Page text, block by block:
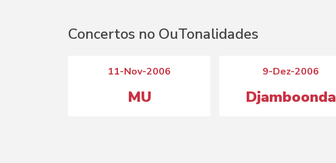
Concertos no OuTonalidades
11-Nov-2006
MU
9-Dez-2006
Djamboonda